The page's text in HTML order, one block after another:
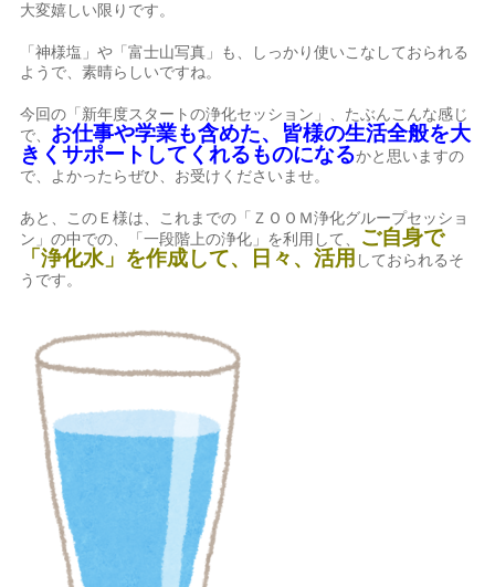
大変嬉しい限りです。
「神様塩」や「富士山写真」も、しっかり使いこなしておられる
ようで、素晴らしいですね。
今回の「新年度スタートの浄化セッション」、たぶんこんな感じ
で、 お仕事や学業も含めた、皆様の生活全般を大
きくサポートしてくれるものになるかと思いますの
で、よかったらぜひ、お受けくださいませ。
あと、このＥ様は、これまでの「ＺＯＯＭ浄化グループセッショ
ン」の中での、「一段階上の浄化」を利用して、 ご自身で
「浄化水」を作成して、日々、活用 しておられるそ
うです。